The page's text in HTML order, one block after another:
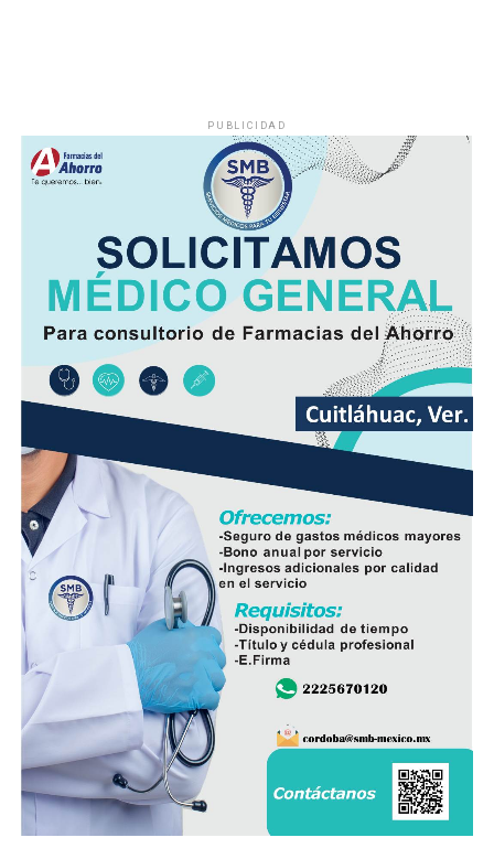
Dulce María Alducin Vallejo, habitante de la comunidad,
explicó que la petición fue presentada ante las
autoridades municipales y que, tras las gestiones
realizadas en conjunto con Hidrosistema, fue posible
concretar la obra que hoy permite mejorar el
suministro.
Además de incrementar la capacidad de conducción, la
nueva infraestructura incorpora válvulas y materiales de
mayor resistencia, lo que permitirá mantener una mejor
operación del sistema y disminuir las afectaciones
derivadas de fallas en la red.
Con esta ampliación, las autoridades municipales buscan
fortalecer la infraestructura hidráulica en las
comunidades rurales y mejorar el acceso al agua potable
para cientos de familias que durante años enfrentaron
un servicio irregular.
PUBLICIDAD